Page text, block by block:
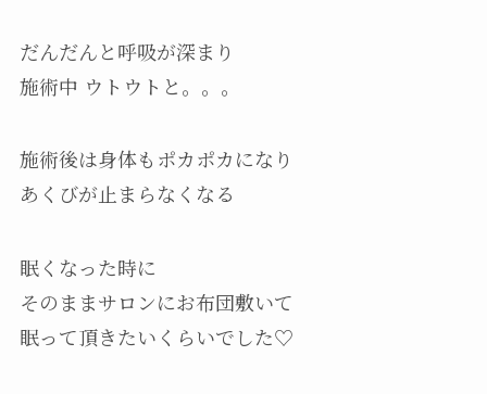
だんだんと呼吸が深まり
施術中 ウトウトと。。。
施術後は身体もポカポカになり
あくびが止まらなくなる
眠くなった時に
そのままサロンにお布団敷いて
眠って頂きたいくらいでした♡